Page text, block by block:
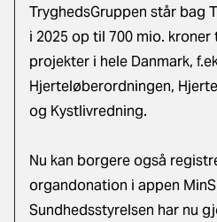
TryghedsGruppen står bag
i 2025 op til 700 mio.
projekter i hele Danmark,
Hjerteløberordningen,
og Kystlivredning.
Nu kan borgere også
organdonation i appen
Sundhedsstyrelsen har nu